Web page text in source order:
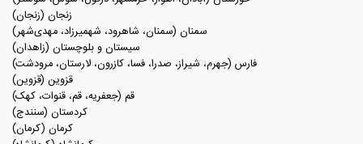
زنجان (زنجان)
سمنان (سمنان، شاهرود، شهمیرزاد، مهدی‌شهر)
سیستان و بلوچستان (زاهدان)
فارس (جهرم، شیراز، صدرا، فسا، کازرون، لارستان، مرودشت)
قزوین (قزوین)
قم (جعفریه، قم، قنوات، کهک)
کردستان (سنندج)
کرمان (کرمان)